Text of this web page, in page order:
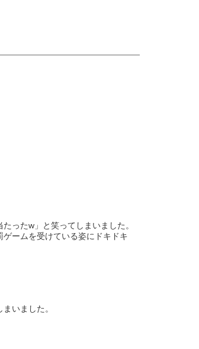
ったw」と笑ってしまいました。
ームを受けている姿にドキドキ
いました。